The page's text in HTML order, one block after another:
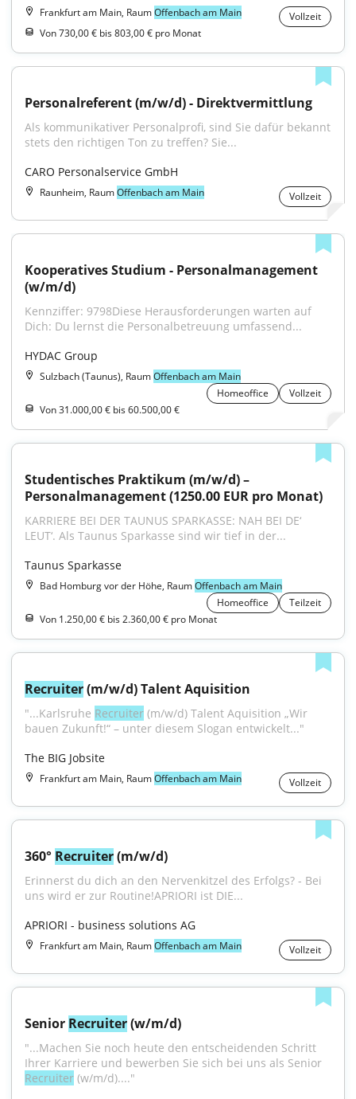
Frankfurt am Main, RaumOffenbach am Main
Vollzeit
Von 730,00 € bis 803,00 € pro Monat
Personalreferent (m/w/d) - Direktvermittlung
Als kommunikativer Personalprofi, sind Sie dafür bekannt
stets den richtigen Ton zu treffen? Sie...
CARO Personalservice GmbH
Raunheim, RaumOffenbach am Main Vollzeit
Kooperatives Studium - Personalmanagement
(w/m/d)
Kennziffer: 9798Diese Herausforderungen warten auf
Dich: Du lernst die Personalbetreuung umfassend...
HYDAC Group
Sulzbach (Taunus), RaumOffenbach am Main
Homeoffice
Vollzeit
Von 31.000,00 € bis 60.500,00 €
Studentisches Praktikum (m/w/d) –
Personalmanagement (1250.00 EUR pro Monat)
KARRIERE BEI DER TAUNUS SPARKASSE: NAH BEI DE‘
LEUT‘. Als Taunus Sparkasse sind wir tief in der...
Taunus Sparkasse
Bad Homburg vor der Höhe, RaumOffenbach am Main
Homeoffice
Teilzeit
Von 1.250,00 € bis 2.360,00 € pro Monat
Recruiter (m/w/d) Talent Aquisition
"...Karlsruhe Recruiter (m/w/d) Talent Aquisition „Wir
bauen Zukunft!“ – unter diesem Slogan entwickelt..."
The BIG Jobsite
Frankfurt am Main, RaumOffenbach am Main Vollzeit
360° Recruiter (m/w/d)
Erinnerst du dich an den Nervenkitzel des Erfolgs? - Bei
uns wird er zur Routine!APRIORI ist DIE...
APRIORI - business solutions AG
Frankfurt am Main, RaumOffenbach am Main Vollzeit
Senior Recruiter (w/m/d)
"...Machen Sie noch heute den entscheidenden Schritt
Recruiter (w/m/d)...."